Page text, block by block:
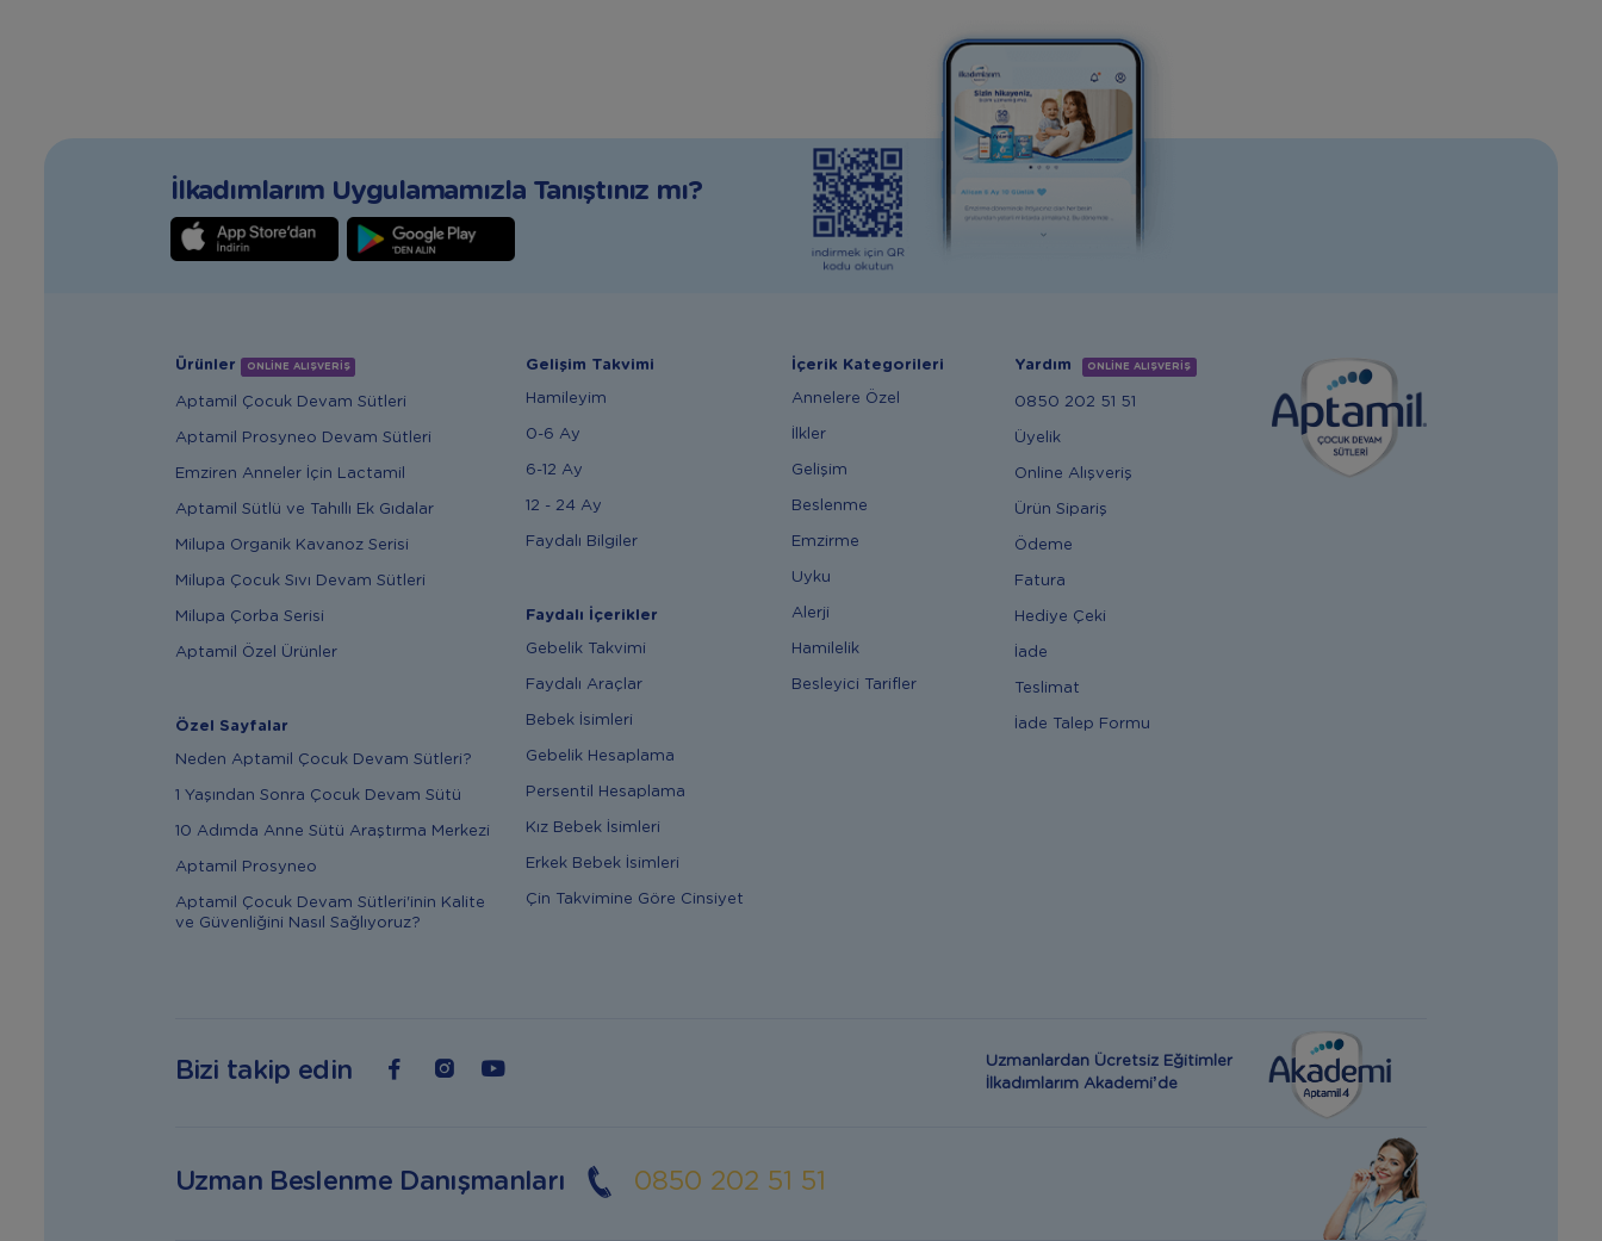
İlkadımlarım Uygulamamızla Tanıştınız mı?
Ürünler ONLİNE ALIŞVERİŞ
Aptamil Çocuk Devam Sütleri
Aptamil Prosyneo Devam Sütleri
Emziren Anneler İçin Lactamil
Aptamil Sütlü ve Tahıllı Ek Gıdalar
Milupa Organik Kavanoz Serisi
Milupa Çocuk Sıvı Devam Sütleri
Milupa Çorba Serisi
Aptamil Özel Ürünler
Özel Sayfalar
Neden Aptamil Çocuk Devam Sütleri?
1 Yaşından Sonra Çocuk Devam Sütü
10 Adımda Anne Sütü Araştırma Merkezi
Aptamil Prosyneo
Aptamil Çocuk Devam Sütleri'inin Kalite
ve Güvenliğini Nasıl Sağlıyoruz?
Gelişim Takvimi
Hamileyim
0-6 Ay
6-12 Ay
12 - 24 Ay
Faydalı Bilgiler
Faydalı İçerikler
Gebelik Takvimi
Faydalı Araçlar
Bebek İsimleri
Gebelik Hesaplama
Persentil Hesaplama
Kız Bebek İsimleri
Erkek Bebek İsimleri
Çin Takvimine Göre Cinsiyet
İçerik Kategorileri
Annelere Özel
İlkler
Gelişim
Beslenme
Emzirme
Uyku
Alerji
Hamilelik
Besleyici Tarifler
Yardım ONLİNE ALIŞVERİŞ
0850 202 51 51
Üyelik
Online Alışveriş
Ürün Sipariş
Ödeme
Fatura
Hediye Çeki
İade
Teslimat
İade Talep Formu
Bizi takip edin
Uzmanlardan Ücretsiz Eğitimler
İlkadımlarım Akademi’de
Uzman Beslenme Danışmanları 0850 202 51 51